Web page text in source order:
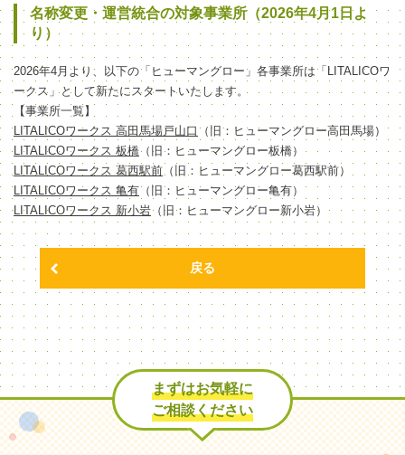
名称変更・運営統合の対象事業所（2026年4月1日よ
り）
2026年4月より、以下の「ヒューマングロー」各事業所は「LITALICOワ
ークス」として新たにスタートいたします。
【事業所一覧】
LITALICOワークス 高田馬場戸山口 （旧：ヒューマングロー高田馬場）
LITALICOワークス 板橋（旧：ヒューマングロー板橋）
LITALICOワークス 葛西駅前 （旧：ヒューマングロー葛西駅前）
LITALICOワークス 亀有（旧：ヒューマングロー亀有）
LITALICOワークス 新小岩（旧：ヒューマングロー新小岩）
戻る
まずはお気軽に
ご相談ください